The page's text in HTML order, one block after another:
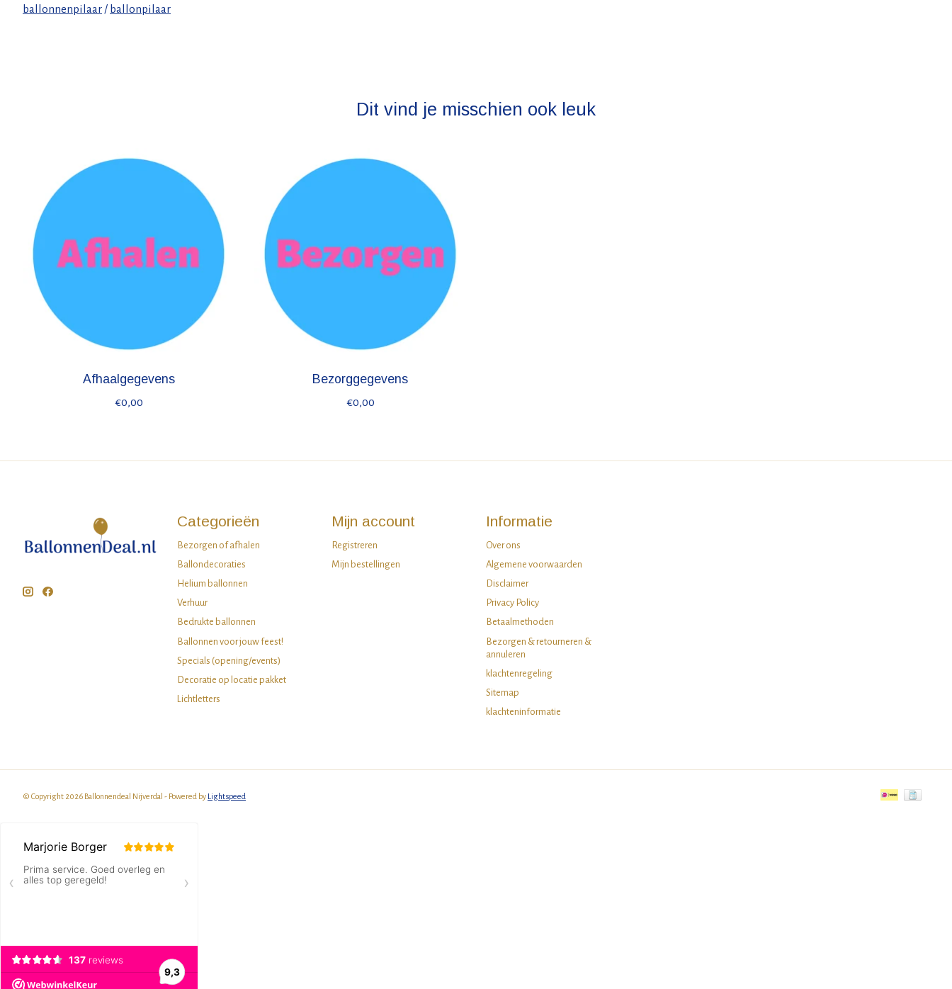
ballonnenpilaar / ballonpilaar
Dit vind je misschien ook leuk
Items van productcarrousel
Afhaalgegevens
€0,00
Bezorggegevens
€0,00
Categorieën
Bezorgen of afhalen
Ballondecoraties
Helium ballonnen
Verhuur
Bedrukte ballonnen
Ballonnen voor jouw feest!
Specials (opening/events)
Decoratie op locatie pakket
Lichtletters
Mijn account
Registreren
Mijn bestellingen
Informatie
Over ons
Algemene voorwaarden
Disclaimer
Privacy Policy
Betaalmethoden
Bezorgen & retourneren &
annuleren
klachtenregeling
Sitemap
klachteninformatie
© Copyright 2026 Ballonnendeal Nijverdal - Powered by Lightspeed